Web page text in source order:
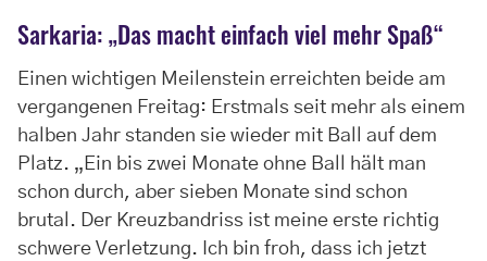
Sarkaria: „Das macht einfach viel mehr Spaß“
Einen wichtigen Meilenstein erreichten beide am
vergangenen Freitag: Erstmals seit mehr als einem
halben Jahr standen sie wieder mit Ball auf dem
Platz. „Ein bis zwei Monate ohne Ball hält man
schon durch, aber sieben Monate sind schon
brutal. Der Kreuzbandriss ist meine erste richtig
schwere Verletzung. Ich bin froh, dass ich jetzt